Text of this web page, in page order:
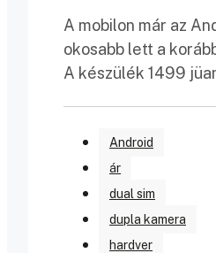
A mobilon már az
okosabb lett a
A készülék 1499
Android
ár
dual sim
dupla kamera
hardver